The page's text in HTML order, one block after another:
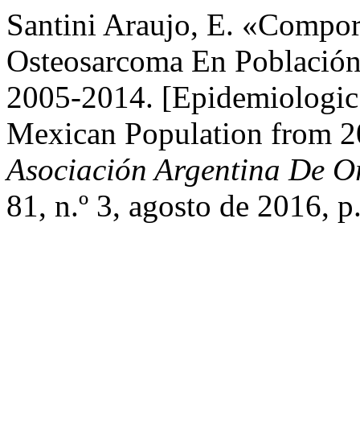
Santini Araujo, E.
Osteosarcoma En
2005-2014.
Mexican Population from
Asociación Argentina De
81, n.º 3, agosto de 2016,